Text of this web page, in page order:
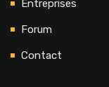
Entreprises
Forum
Contact